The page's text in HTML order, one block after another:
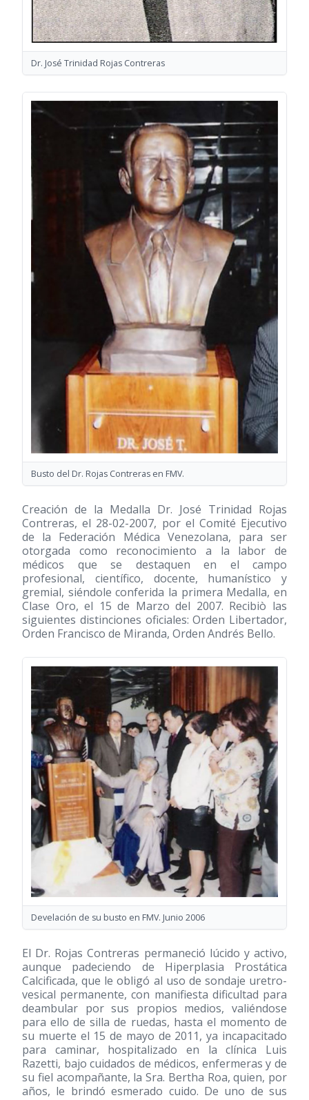
Dr. José Trinidad Rojas Contreras
Busto del Dr. Rojas Contreras en FMV.
Creación de la Medalla Dr. José Trinidad Rojas
Contreras, el 28-02-2007, por el Comité Ejecutivo
de la Federación Médica Venezolana, para ser
otorgada como reconocimiento a la labor de
médicos que se destaquen en el campo
profesional, científico, docente, humanístico y
gremial, siéndole conferida la primera Medalla, en
Clase Oro, el 15 de Marzo del 2007. Recibiò las
siguientes distinciones oficiales: Orden Libertador,
Orden Francisco de Miranda, Orden Andrés Bello.
Develación de su busto en FMV. Junio 2006
El Dr. Rojas Contreras permaneció lúcido y activo,
aunque padeciendo de Hiperplasia Prostática
Calcificada, que le obligó al uso de sondaje uretro-
vesical permanente, con manifiesta dificultad para
deambular por sus propios medios, valiéndose
para ello de silla de ruedas, hasta el momento de
su muerte el 15 de mayo de 2011, ya incapacitado
para caminar, hospitalizado en la clínica Luis
Razetti, bajo cuidados de médicos, enfermeras y de
su fiel acompañante, la Sra. Bertha Roa, quien, por
años, le brindó esmerado cuido. De uno de sus